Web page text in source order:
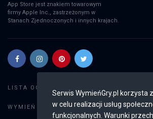
Serwis WymieńGry.pl korzysta
w celu realizacji usług
funkcjonalnych. Warunki
App Store jest znakiem towarowym
firmy Apple Inc., zastrzeżonym w
Stanach Zjednoczonych i innych krajach.
LISTA OGŁOSZEŃ:
WYMIEŃ GRY: Dodaj ogłoszenie